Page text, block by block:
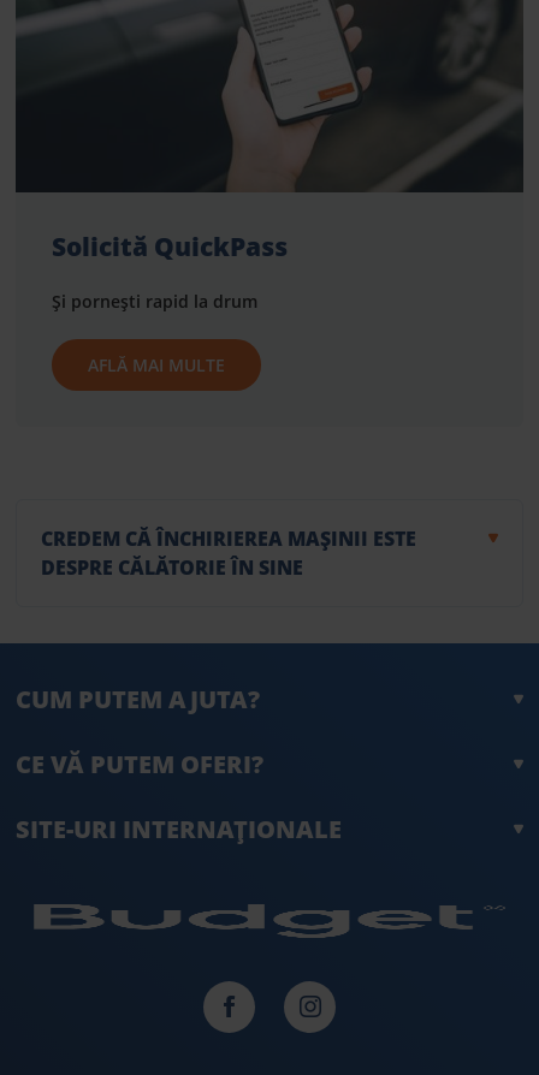
Solicită QuickPass
Și pornești rapid la drum
AFLĂ MAI MULTE
CREDEM CĂ ÎNCHIRIEREA MAȘINII ESTE
DESPRE CĂLĂTORIE ÎN SINE
CUM PUTEM AJUTA?
CE VĂ PUTEM OFERI?
SITE-URI INTERNAȚIONALE